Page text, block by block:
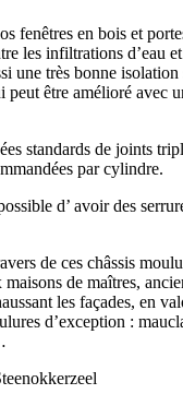
fenêtres en bois et
les infiltrations d’eau
une très bonne isolation
peut être amélioré avec
standards de joints
par cylindre.
d’ avoir des
de ces châssis
maisons de maîtres,
les façades, en
d’exception :